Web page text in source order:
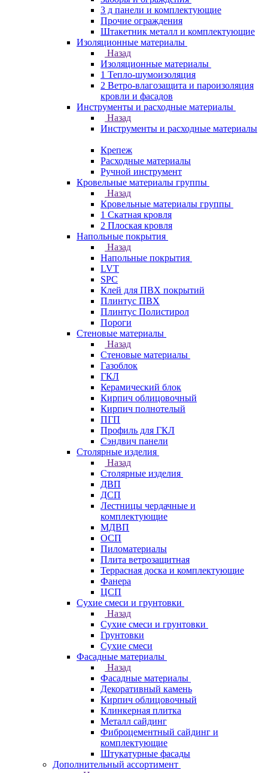
3 д панели и комплектующие
Прочие ограждения
Штакетник металл и комплектующие
Изоляционные материалы
Назад
Изоляционные материалы
1 Тепло-шумоизоляция
2 Ветро-влагозащита и пароизоляция
кровли и фасадов
Инструменты и расходные материалы
Назад
Инструменты и расходные материалы
Крепеж
Расходные материалы
Ручной инструмент
Кровельные материалы группы
Назад
Кровельные материалы группы
1 Скатная кровля
2 Плоская кровля
Напольные покрытия
Назад
Напольные покрытия
LVT
SPC
Клей для ПВХ покрытий
Плинтус ПВХ
Плинтус Полистирол
Пороги
Стеновые материалы
Назад
Стеновые материалы
Газоблок
ГКЛ
Керамический блок
Кирпич облицовочный
Кирпич полнотелый
ПГП
Профиль для ГКЛ
Сэндвич панели
Столярные изделия
Назад
Столярные изделия
ДВП
ДСП
Лестницы чердачные и
комплектующие
МДВП
ОСП
Пиломатериалы
Плита ветрозащитная
Террасная доска и комплектующие
Фанера
ЦСП
Сухие смеси и грунтовки
Назад
Сухие смеси и грунтовки
Грунтовки
Сухие смеси
Фасадные материалы
Назад
Фасадные материалы
Декоративный камень
Кирпич облицовочный
Клинкерная плитка
Металл сайдинг
Фиброцементный сайдинг и
комплектующие
Штукатурные фасады
Дополнительный ассортимент